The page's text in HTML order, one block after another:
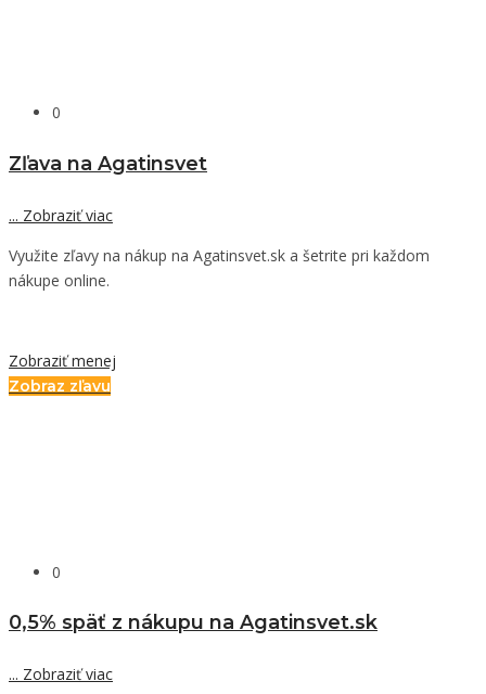
0
Zľava na Agatinsvet
... Zobraziť viac
Využite zľavy na nákup na Agatinsvet.sk a šetrite pri každom
nákupe online.
Zobraziť menej
Zobraz zľavu
0
0,5% späť z nákupu na Agatinsvet.sk
... Zobraziť viac